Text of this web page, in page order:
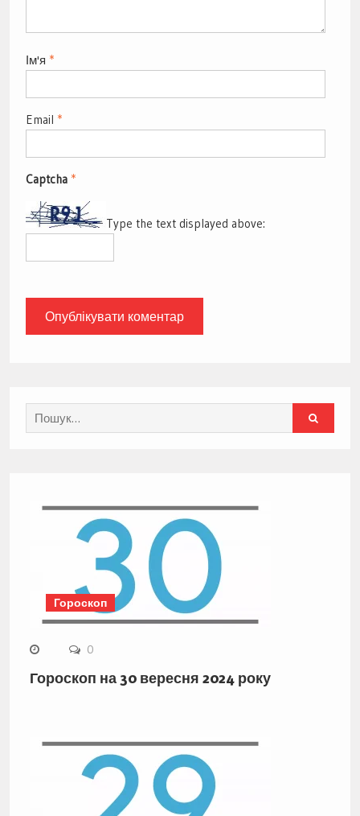
Ім'я *
Email *
Captcha *
Type the text displayed above:
Search
for:
Гороскоп
0
Гороскоп на 30 вересня 2024 року